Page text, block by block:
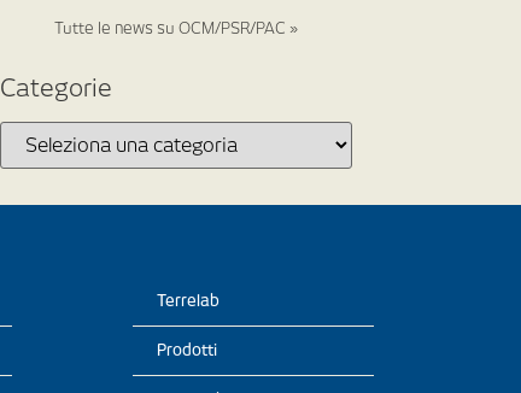
Tutte le news su OCM/PSR/PAC »
Categorie
Terrelab
Prodotti